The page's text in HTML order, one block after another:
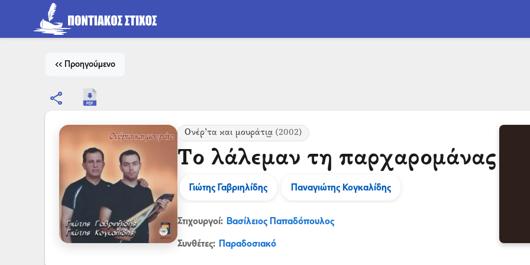
<< Προηγούμενο
share
Ονέρ’τα και μουράτι͜α (2002)
Το λάλεμαν τη παρχαρομάνας
Γιώτης Γαβριηλίδης Παναγιώτης Κογκαλίδης
Στιχουργοί: Βασίλειος Παπαδόπουλος
Συνθέτες: Παραδοσιακό